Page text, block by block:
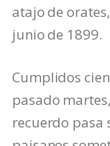
atajo de
junio de 1899.
Cumplidos
pasado
recuerdo pasa